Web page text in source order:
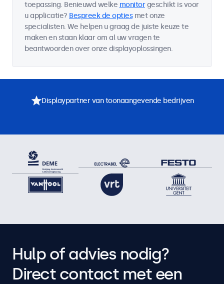
toepassing. Benieuwd welke monitorgeschikt is voor
u applicatie? Bespreek de optiesmet onze
specialisten. We helpen u graag de juiste keuze te
maken en staan klaar om al uw vragen te
beantwoorden over onze displayoplossingen.
Displaypartner van toonaangevende bedrijven
Hulp of advies nodig?
Direct contact met een